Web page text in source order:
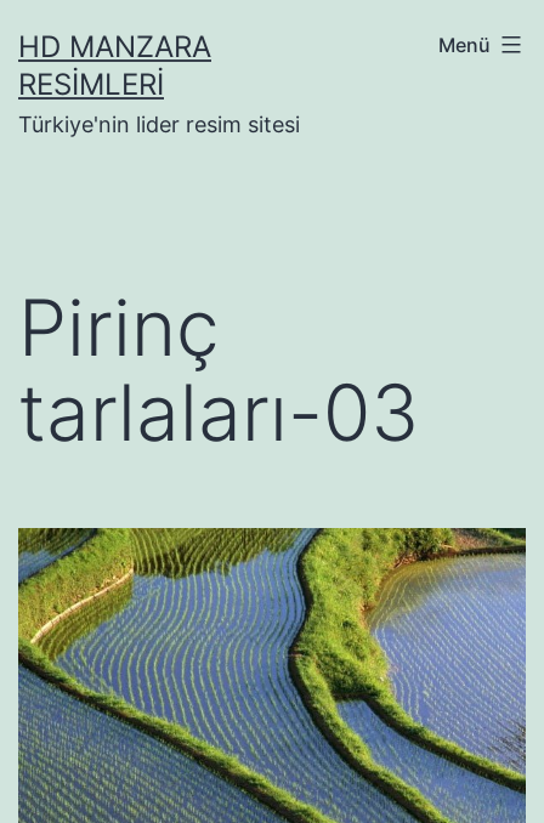
geçHD MANZARA
RESIMLERI
Türkiye'nin lider resim sitesi
Menü
Pirinç
tarlaları-03